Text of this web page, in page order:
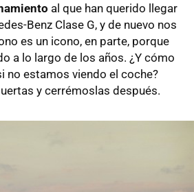
al que han querido llegar
Benz Clase G, y de nuevo nos
es un icono, en parte, porque
a lo largo de los años. ¿Y cómo
no estamos viendo el coche?
y cerrémoslas después.